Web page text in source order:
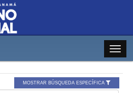
MOSTRAR BÚSQUEDA ESPECÍFICA